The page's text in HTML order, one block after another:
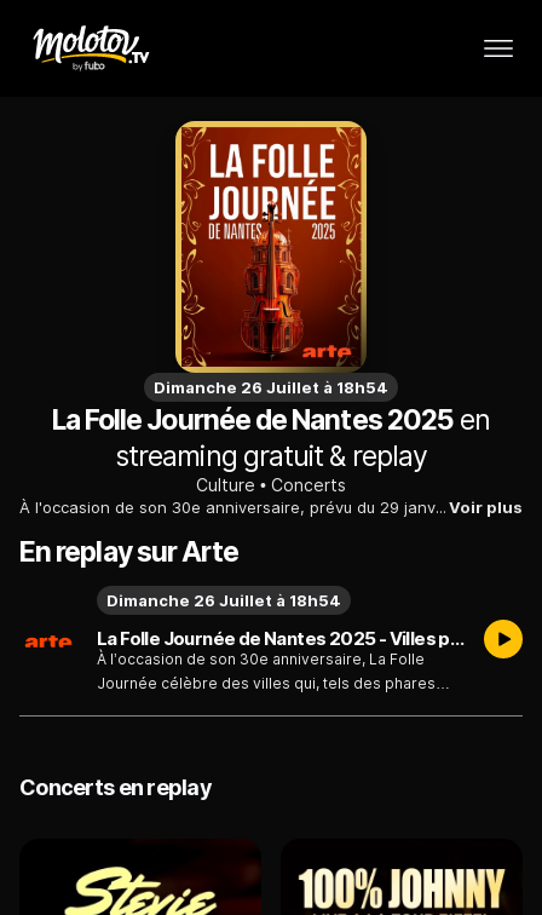
Dimanche 26 Juillet à 18h54
La Folle Journée de Nantes 2025 en
streaming gratuit & replay
Culture Concerts
À l'occasion de son 30e anniversaire, prévu du 29 janvier au 2 février, La Folle Journée célèbre des villes qui ont, à un moment de leur histoire, joué un rôle capital dans l'évolution de la musique et des arts en général. Retransmis en direct, ce grand concert de clôture relie ainsi Paris et Vienne au fil d'un voyage riche de sonorités.Voir plus
En replay sur Arte
La Folle Journée de Nantes 2025 - Villes phares : Vienne & Paris - Émission du dimanche 26 juillet
À l’occasion de son 30e anniversaire, La Folle
Journée célèbre des villes qui, tels des phares
de clôture relie ainsi Paris et Vienne au fil d’un
voyage riche de sonorités. Au programme : le
Mozart ; le Geister Duo, formé des pianistes David
Salmon et Manuel Vieillard, joue la Marche militaire
Dimanche 26 Juillet à 18h54
Concerts en replay